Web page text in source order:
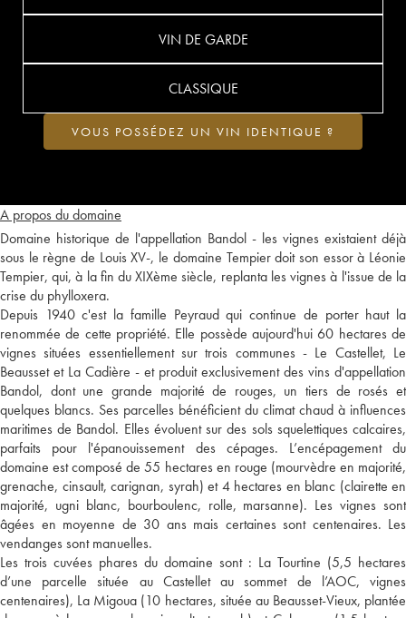
A propos du domaine
Domaine historique de l'appellation Bandol - les vignes existaient déjà
sous le règne de Louis XV-, le domaine Tempier doit son essor à Léonie
Tempier, qui, à la fin du XIXème siècle, replanta les vignes à l'issue de la
crise du phylloxera.
Depuis 1940 c'est la famille Peyraud qui continue de porter haut la
renommée de cette propriété. Elle possède aujourd'hui 60 hectares de
vignes situées essentiellement sur trois communes - Le Castellet, Le
Beausset et La Cadière - et produit exclusivement des vins d'appellation
Bandol, dont une grande majorité de rouges, un tiers de rosés et
quelques blancs. Ses parcelles bénéficient du climat chaud à influences
maritimes de Bandol. Elles évoluent sur des sols squelettiques calcaires,
parfaits pour l'épanouissement des cépages. L’encépagement du
domaine est composé de 55 hectares en rouge (mourvèdre en majorité,
grenache, cinsault, carignan, syrah) et 4 hectares en blanc (clairette en
majorité, ugni blanc, bourboulenc, rolle, marsanne). Les vignes sont
âgées en moyenne de 30 ans mais certaines sont centenaires. Les
vendanges sont manuelles.
Les trois cuvées phares du domaine sont : La Tourtine (5,5 hectares
d’une parcelle située au Castellet au sommet de l’AOC, vignes
centenaires), La Migoua (10 hectares, située au Beausset-Vieux, plantée
VIN DE GARDE
CLASSIQUE
VOUS POSSÉDEZ UN VIN IDENTIQUE ?